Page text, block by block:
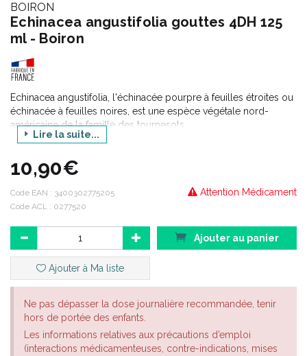
BOIRON
Echinacea angustifolia gouttes 4DH 125
ml - Boiron
Echinacea angustifolia, l'échinacée pourpre à feuilles étroites ou
échinacée à feuilles noires, est une espèce végétale nord-
américaine de la famille des tournesols.
Origine végétale
Lire la suite...
10,90€
Attention Médicament
Code EAN : 3400302775205
Code ACL : 0277520
Ajouter au panier
Ajouter à Ma liste
Ne pas dépasser la dose journalière recommandée, tenir
hors de portée des enfants.
Les informations relatives aux précautions d’emploi
(interactions médicamenteuses, contre-indications, mises